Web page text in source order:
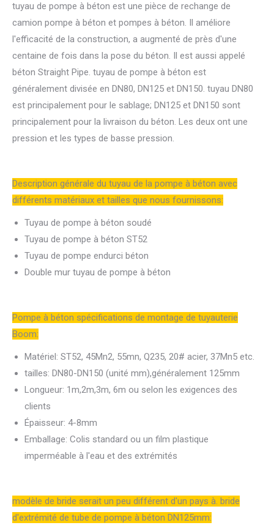
tuyau de pompe à béton est une pièce de rechange de
camion pompe à béton et pompes à béton. Il améliore
l'efficacité de la construction, a augmenté de près d'une
centaine de fois dans la pose du béton. Il est aussi appelé
béton Straight Pipe. tuyau de pompe à béton est
généralement divisée en DN80, DN125 et DN150. tuyau DN80
est principalement pour le sablage; DN125 et DN150 sont
principalement pour la livraison du béton. Les deux ont une
pression et les types de basse pression.
Description générale du tuyau de la pompe à béton avec
différents matériaux et tailles que nous fournissons:
Tuyau de pompe à béton soudé
Tuyau de pompe à béton ST52
Tuyau de pompe endurci béton
Double mur tuyau de pompe à béton
Pompe à béton spécifications de montage de tuyauterie
Boom:
Matériel: ST52, 45Mn2, 55mn, Q235, 20# acier, 37Mn5 etc.
tailles: DN80-DN150 (unité mm),généralement 125mm
Longueur: 1m,2m,3m, 6m ou selon les exigences des
clients
Épaisseur: 4-8mm
Emballage: Colis standard ou un film plastique
imperméable à l'eau et des extrémités
modèle de bride serait un peu différent d'un pays à. bride
d'extrémité de tube de pompe à béton DN125mm: